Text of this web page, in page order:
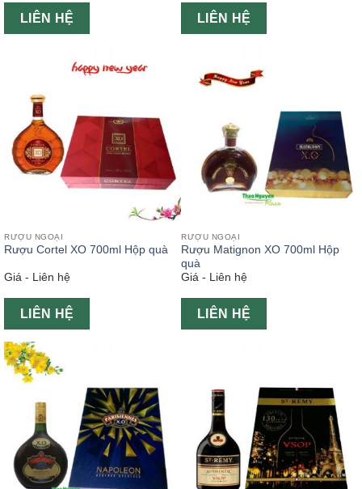
LIÊN HỆ LIÊN HỆ
RƯỢU NGOẠI
Rượu Cortel XO 700ml Hộp quà
Giá - Liên hệ
LIÊN HỆ
RƯỢU NGOẠI
Rượu Matignon XO 700ml Hộp
quà
Giá - Liên hệ
LIÊN HỆ